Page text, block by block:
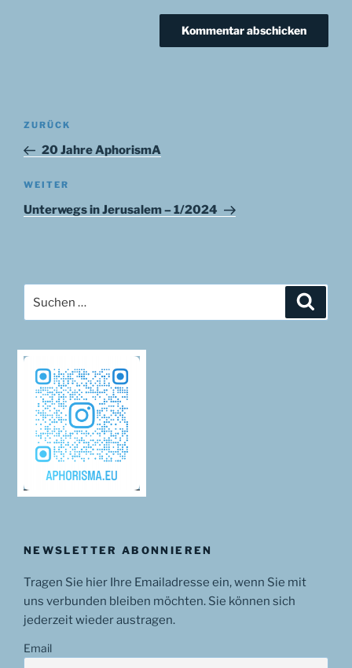
Beitragsnavigation
Vorheriger
Beitrag
ZURÜCK
20 Jahre AphorismA
Nächster
Beitrag
WEITER
Unterwegs in Jerusalem – 1/2024
nach:
NEWSLETTER ABONNIEREN
Tragen Sie hier Ihre Emailadresse ein, wenn Sie mit
uns verbunden bleiben möchten. Sie können sich
jederzeit wieder austragen.
Email